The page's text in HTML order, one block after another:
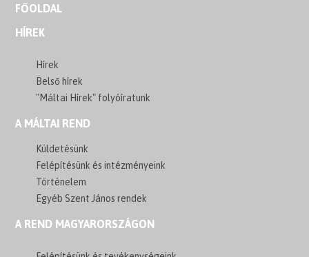
FŐOLDAL
HÍREK
Hírek
Belső hírek
"Máltai Hírek" folyóíratunk
A MÁLTAI REND
Küldetésünk
Felépítésünk és intézményeink
Történelem
Egyéb Szent János rendek
A REND MAGYARORSZÁGON